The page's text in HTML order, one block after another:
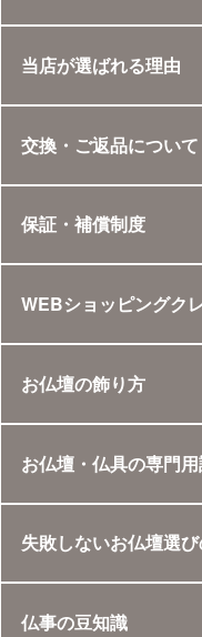
当店が選ばれる理由
交換・ご返品について
保証・補償制度
WEBショッピングク
お仏壇の飾り方
お仏壇・仏具の専門
失敗しないお仏壇選
仏事の豆知識